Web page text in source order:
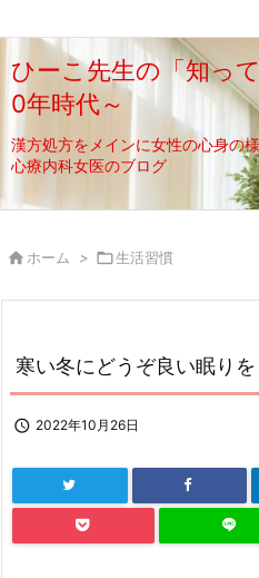
ひーこ先生の「知っ
0年時代～
漢方処方をメインに女性の心身の
心療内科女医のブログ
 ホーム > 生活習慣
寒い冬にどうぞ良い眠りを
 2022年10月26日